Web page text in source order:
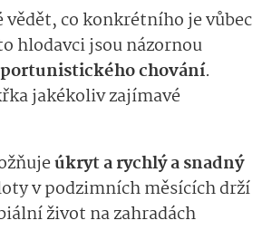
co konkrétního je vůbec
hlodavci jsou názornou
chování.
jakékoliv zajímavé
úkryt a rychlý a snadný
v podzimních měsících drží
život na zahradách